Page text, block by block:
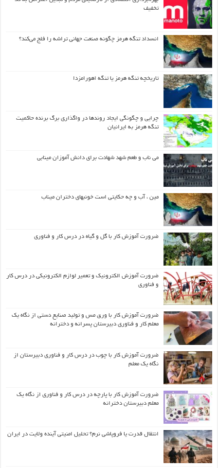
تخفیف
انسداد تنگه هرمز چگونه صنعت جهانی تراشه را فلج می‌کند؟
تاریخچه تنگه هرمز یا تنگه اهورامزدا
چرایی و چگونگی ایجاد روندها در واگذاری برگ برنده حاکمیت
تنگه هرمز به ایرانیان
می ناب و طعم شهد شهادت برای دانش آموزان مینابی
مین ، آب و چه حکایتی است خونبهای دختران میناب
ضرورت آموزش کار با گل و گیاه در درس کار و فناوری
ضرورت آموزش الکترونیک و تعمیر لوازم الکترونیکی در درس کار
و فناوری
ضرورت آموزش کار با ورق مس و تولید صنایع دستی از نگاه یک
معلم کار و فناوری دبیرستان پسرانه و دخترانه
ضرورت آموزش کار با چوب در درس کار و فناوری دبیرستان از
نگاه یک معلم
ضرورت آموزش کار با پارچه در درس کار و فناوری از نگاه یک
معلم دبیرستان دخترانه
انتقال قدرت یا فروپاشی نرم؟ تحلیل امنیتی آینده ولایت در ایران